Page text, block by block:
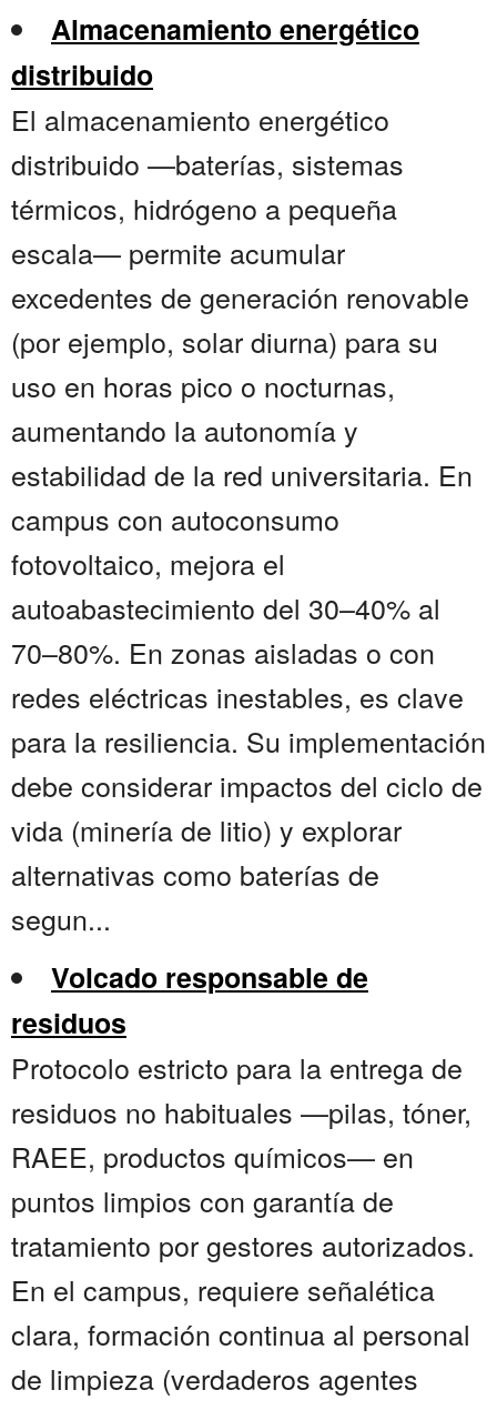
Almacenamiento energético
distribuido
El almacenamiento energético
distribuido —baterías, sistemas
térmicos, hidrógeno a pequeña
escala— permite acumular
excedentes de generación renovable
(por ejemplo, solar diurna) para su
uso en horas pico o nocturnas,
aumentando la autonomía y
estabilidad de la red universitaria. En
campus con autoconsumo
fotovoltaico, mejora el
autoabastecimiento del 30–40% al
70–80%. En zonas aisladas o con
redes eléctricas inestables, es clave
para la resiliencia. Su implementación
debe considerar impactos del ciclo de
vida (minería de litio) y explorar
alternativas como baterías de
segun...
Volcado responsable de
residuos
Protocolo estricto para la entrega de
residuos no habituales —pilas, tóner,
RAEE, productos químicos— en
puntos limpios con garantía de
tratamiento por gestores autorizados.
En el campus, requiere señalética
clara, formación continua al personal
de limpieza (verdaderos agentes